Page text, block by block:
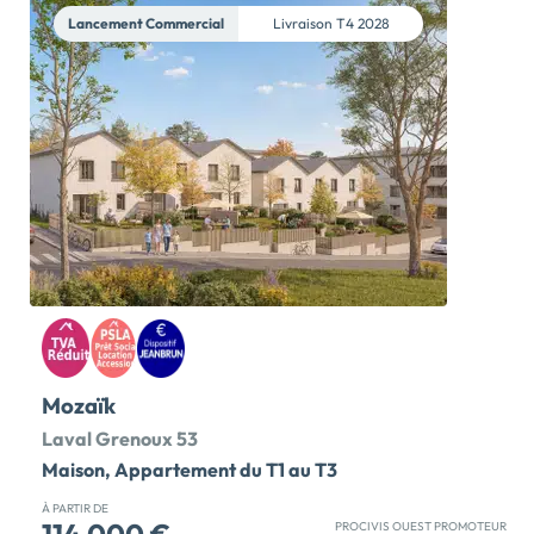
une proximité directe des tous les commodités,
commerces et services au pied de la résidence :
pharmacie, boulangerie, groupe scolaire....arrêt de
bus. Découvrez les appartements de 2 et 3 pièces avec
balcon ou terrasse, conçus pour vous offrir un confort
optimal au quotidien : ascenseur, parking... Que ce soit
pour habiter ou pour un investissement locatif, cette
résidence répond à toutes vos attentes. Profitez d'une
performance environnementale améliorée grâce à la
RE2020: réduction de l'empreinte carbone, confort
thermique et acoustique amélioré, économies
d'énergie ... Ne manquez pas […] Voir le programme
immobilier neuf >>
Lancement Commercial Livraison T4 2028
Mozaïk
Laval Grenoux 53
Maison, Appartement du T1 au T3
À PARTIR DE
PROCIVIS OUEST PROMOTEUR